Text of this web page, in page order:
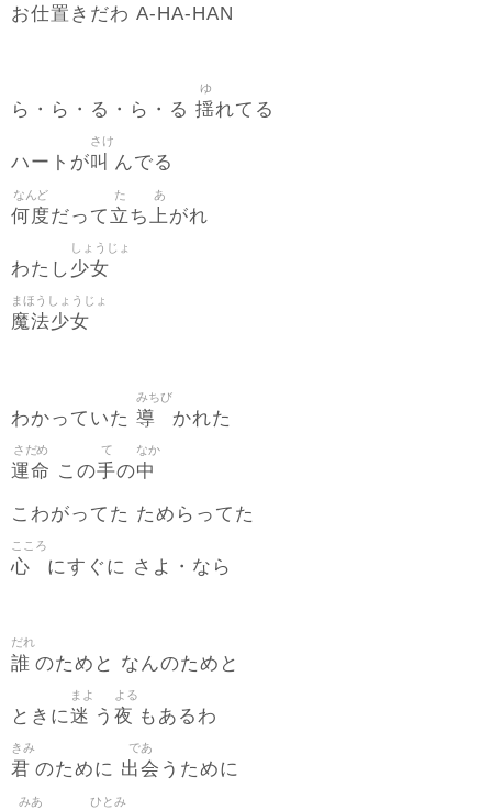
お仕置 きだわ A-HA-HAN
ら・ら・る・ら・る 揺
ゆ
れてる
ハートが叫
さけ
んでる
何度
なんど
だって 立
た
ち 上
あ
がれ
わたし 少女
しょうじょ
魔法少女
まほうしょうじょ
わかっていた 導
みちび
かれた
運命
さだめ
この手
て
の中
なか
こわがってた ためらってた
心
こころ
にすぐに さよ・なら
誰
だれ
のためと なんのためと
ときに迷
まよ
う 夜
よる
もあるわ
君
きみ
のために 出会
であ
うために
みあ ひとみ